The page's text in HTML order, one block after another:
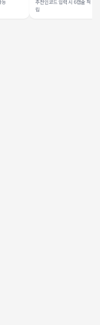
능
추천인코드 입력 시 6캡슐 적
립